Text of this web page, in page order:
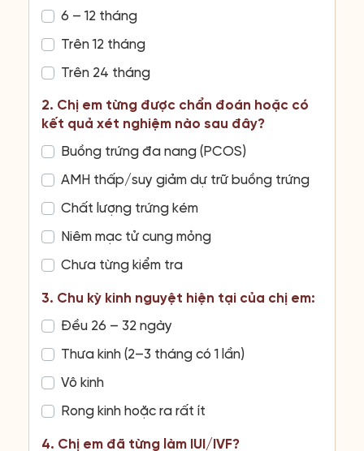
6 – 12 tháng
Trên 12 tháng
Trên 24 tháng
2. Chị em từng được chẩn đoán hoặc có
kết quả xét nghiệm nào sau đây?
Buồng trứng đa nang (PCOS)
AMH thấp/suy giảm dự trữ buồng trứng
Chất lượng trứng kém
Niêm mạc tử cung mỏng
Chưa từng kiểm tra
3. Chu kỳ kinh nguyệt hiện tại của chị em:
Đều 26 – 32 ngày
Thưa kinh (2–3 tháng có 1 lần)
Vô kinh
Rong kinh hoặc ra rất ít
4. Chị em đã từng làm IUI/IVF?